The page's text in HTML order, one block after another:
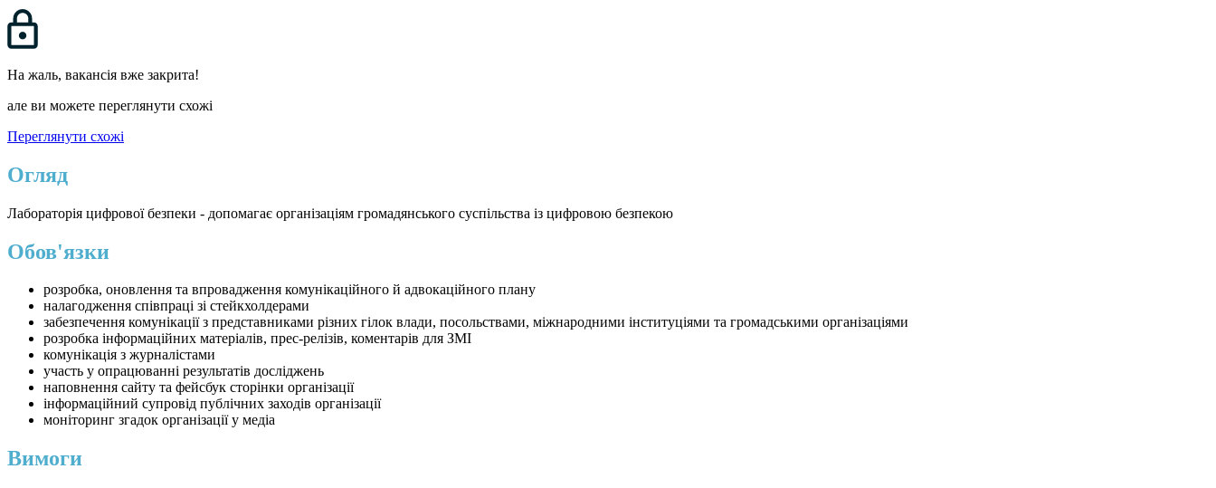
На жаль, вакансія вже закрита!
але ви можете переглянути схожі
Переглянути схожі
Огляд
Лабораторія цифрової безпеки - допомагає організаціям громадянського суспільства із цифровою безпекою
Обов'язки
розробка, оновлення та впровадження комунікаційного й адвокаційного плану
налагодження співпраці зі стейкхолдерами
забезпечення комунікації з представниками різних гілок влади, посольствами, міжнародними інституціями та громадськими організаціями
розробка інформаційних матеріалів, прес-релізів, коментарів для ЗМІ
комунікація з журналістами
участь у опрацюванні результатів досліджень
наповнення сайту та фейсбук сторінки організації
інформаційний супровід публічних заходів організації
моніторинг згадок організації у медіа
Вимоги